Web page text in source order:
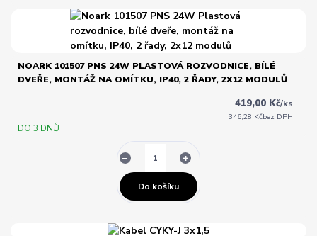
NOARK 101507 PNS 24W PLASTOVÁ ROZVODNICE, BÍLÉ
DVEŘE, MONTÁŽ NA OMÍTKU, IP40, 2 ŘADY, 2X12 MODULŮ
419,00 Kč/ks
346,28 Kčbez DPH
DO 3 DNŮ
Do košíku